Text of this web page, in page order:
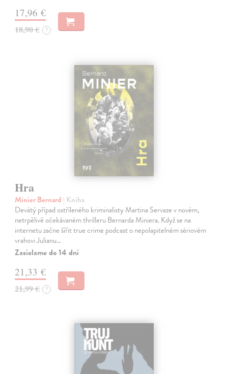
17,96 €
18,90 € ?
Hra
Minier Bernard | Kniha
Devátý případ ostříleného kriminalisty Martina Servaze v novém,
netrpělivě očekávaném thrilleru Bernarda Miniera. Když se na
internetu začne šířit true crime podcast o nepolapitelném sériovém
vrahovi Julianu…
Zasielame do 14 dní
21,33 €
21,99 € ?